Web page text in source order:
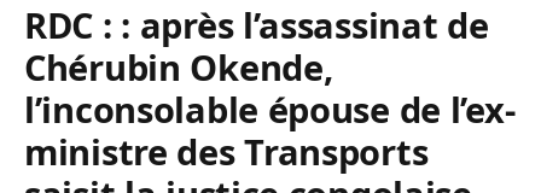
RDC : : après l’assassinat de
Chérubin Okende,
l’inconsolable épouse de l’ex-
ministre des Transports